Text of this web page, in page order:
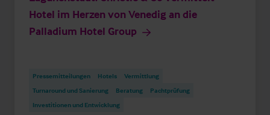
Hotel im Herzen von Venedig an die
Palladium Hotel Group
Pressemitteilungen Hotels
Vermittlung
Turnaround und Sanierung
Beratung
Pachtprüfung
Investitionen und Entwicklung